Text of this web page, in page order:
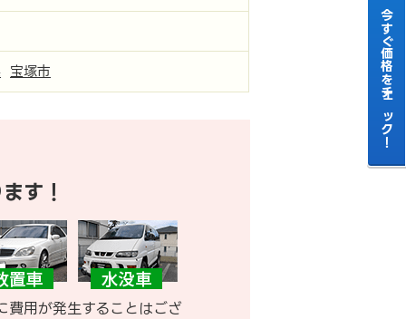
宝塚市
す！
費用が発生することはござ
今すぐ価格をチェック！